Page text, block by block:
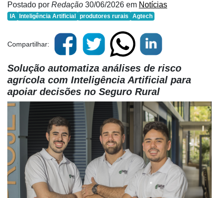
Postado por Redação 30/06/2026 em Notícias
IA Inteligência Artificial produtores rurais Agtech
Compartilhar:
Solução automatiza análises de risco
agrícola com Inteligência Artificial para
apoiar decisões no Seguro Rural